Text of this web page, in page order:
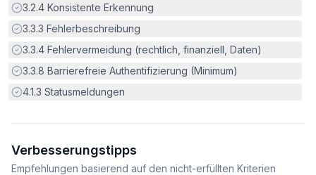
Erfüllt:
3.2.4 Konsistente Erkennung
Erfüllt:
3.3.3 Fehlerbeschreibung
Erfüllt:
3.3.4 Fehlervermeidung (rechtlich, finanziell, Daten)
Erfüllt:
3.3.8 Barrierefreie Authentifizierung (Minimum)
Erfüllt:
4.1.3 Statusmeldungen
Verbesserungstipps
Empfehlungen basierend auf den nicht-erfüllten Kriterien